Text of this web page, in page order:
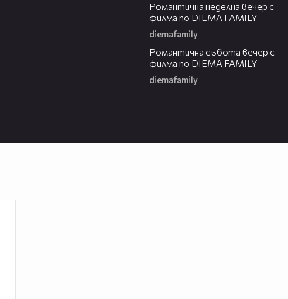
Романтичнa неделна вечер с
филма по DIEMA FAMILY
diemafamily
Романтичнa събота вечер с
филма по DIEMA FAMILY
diemafamily